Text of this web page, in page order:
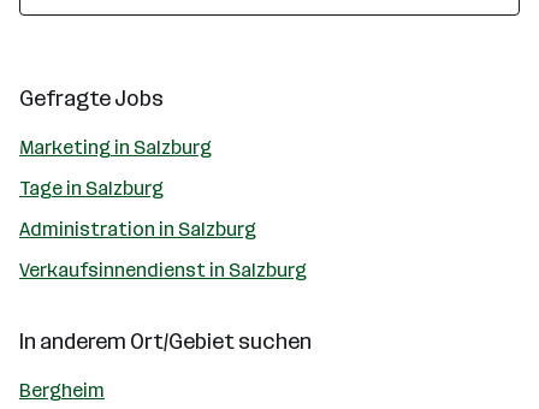
Gefragte Jobs
Marketing in Salzburg
Tage in Salzburg
Administration in Salzburg
Verkaufsinnendienst in Salzburg
In anderem Ort/Gebiet suchen
Bergheim